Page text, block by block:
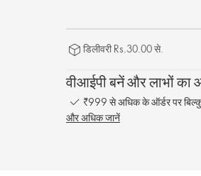
डिलीवरी Rs.30.00 से.
वीआईपी बनें और लाभों का
₹999 से अधिक के ऑर्डर पर
और अधिक जानें